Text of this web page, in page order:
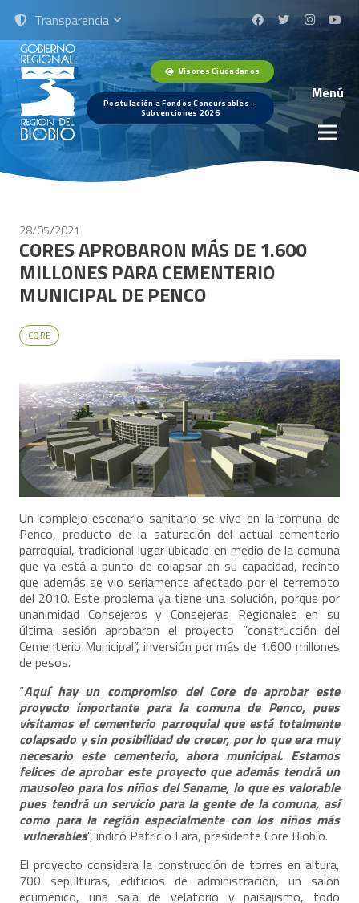
Transparencia
Visores Ciudadanos
Postulación a Fondos Concursables –
Subvenciones 2026
Menú
28/05/2021
CORES APROBARON MÁS DE 1.600
MILLONES PARA CEMENTERIO
MUNICIPAL DE PENCO
CORE
Un complejo escenario sanitario se vive en la comuna de
Penco, producto de la saturación del actual cementerio
parroquial, tradicional lugar ubicado en medio de la comuna
que ya está a punto de colapsar en su capacidad, recinto
que además se vio seriamente afectado por el terremoto
del 2010. Este problema ya tiene una solución, porque por
unanimidad Consejeros y Consejeras Regionales en su
última sesión aprobaron el proyecto “construcción del
Cementerio Municipal”, inversión por más de 1.600 millones
de pesos.
“Aquí hay un compromiso del Core de aprobar este
proyecto importante para la comuna de Penco, pues
visitamos el cementerio parroquial que está totalmente
colapsado y sin posibilidad de crecer, por lo que era muy
necesario este cementerio, ahora municipal. Estamos
felices de aprobar este proyecto que además tendrá un
mausoleo para los niños del Sename, lo que es valorable
pues tendrá un servicio para la gente de la comuna, así
como para la región especialmente con los niños más
vulnerables”, indicó Patricio Lara, presidente Core Biobío.
El proyecto considera la construcción de torres en altura,
700 sepulturas, edificios de administración, un salón
ecuménico, una sala de velatorio y paisajismo, todo